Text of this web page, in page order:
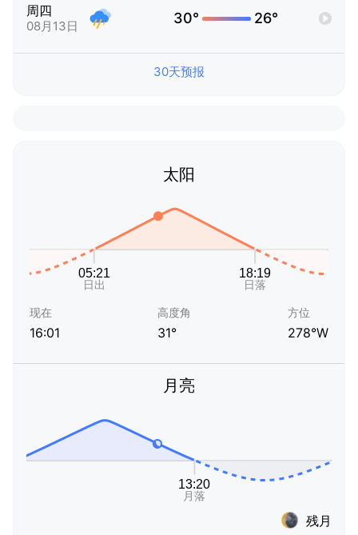
周四
08月13日 30° 26°
30天预报
太阳
现在
16:01
高度角
31°
方位
278°W
月亮
残月